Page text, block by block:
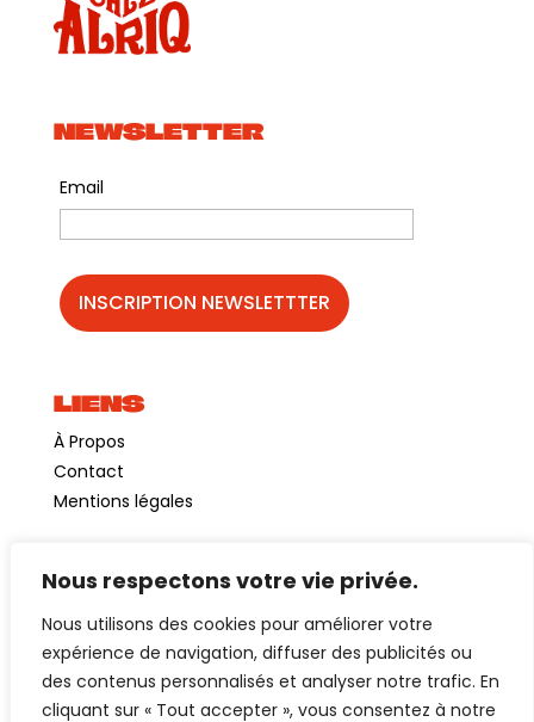
Nous respectons votre vie privée.
Nous utilisons des cookies pour améliorer votre
expérience de navigation, diffuser des publicités ou
des contenus personnalisés et analyser notre trafic. En
cliquant sur « Tout accepter », vous consentez à notre
NEWSLETTER
Email
LIENS
À Propos
Contact
Mentions légales
©GuinguetteChezAlriq2026
Création site internetYOSOY studio